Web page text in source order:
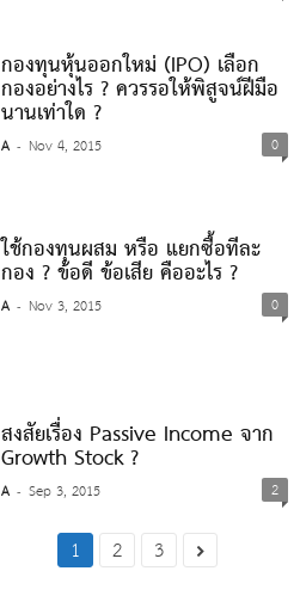
กองทุนหุ้นออกใหม่ (IPO) เลือก
กองอย่างไร ? ควรรอให้พิสูจน์ฝีมือ
นานเท่าใด ?
A - Nov 4, 2015 0
ใช้กองทุนผสม หรือ แยกซื้อทีละ
กอง ? ข้อดี ข้อเสีย คืออะไร ?
A - Nov 3, 2015 0
สงสัยเรื่อง Passive Income จาก
Growth Stock ?
A - Sep 3, 2015 2
1 2 3